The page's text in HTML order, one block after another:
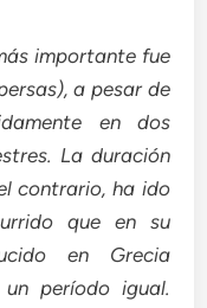
importante fue
a pesar de
en dos
La duración
contrario, ha ido
que en su
en Grecia
período igual.